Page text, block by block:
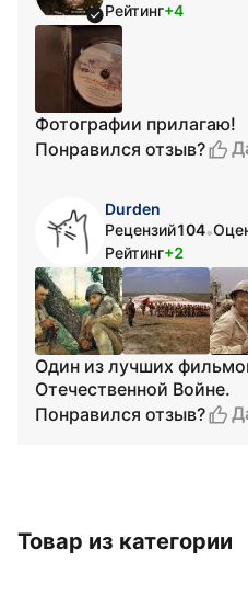
Рейтинг+4
Фотографии прилагаю!
Понравился отзыв?
Durden
Рецензий104•
Рейтинг+2
Один из лучших
Отечественной Войне.
Понравился отзыв?
Товар из категории